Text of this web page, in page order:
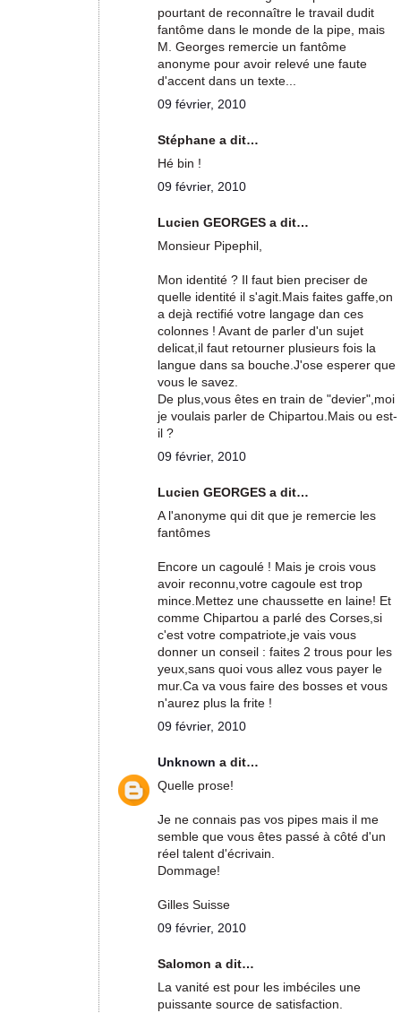
pourtant de reconnaître le travail dudit
fantôme dans le monde de la pipe, mais
M. Georges remercie un fantôme
anonyme pour avoir relevé une faute
d'accent dans un texte...
09 février, 2010
Stéphane a dit…
Hé bin !
09 février, 2010
Lucien GEORGES a dit…
Monsieur Pipephil,
Mon identité ? Il faut bien preciser de
quelle identité il s'agit.Mais faites gaffe,on
a dejà rectifié votre langage dan ces
colonnes ! Avant de parler d'un sujet
delicat,il faut retourner plusieurs fois la
langue dans sa bouche.J'ose esperer que
vous le savez.
De plus,vous êtes en train de "devier",moi
je voulais parler de Chipartou.Mais ou est-
il ?
09 février, 2010
Lucien GEORGES a dit…
A l'anonyme qui dit que je remercie les
fantômes
Encore un cagoulé ! Mais je crois vous
avoir reconnu,votre cagoule est trop
mince.Mettez une chaussette en laine! Et
comme Chipartou a parlé des Corses,si
c'est votre compatriote,je vais vous
donner un conseil : faites 2 trous pour les
yeux,sans quoi vous allez vous payer le
mur.Ca va vous faire des bosses et vous
n'aurez plus la frite !
09 février, 2010
Unknown a dit…
Quelle prose!
Je ne connais pas vos pipes mais il me
semble que vous êtes passé à côté d'un
réel talent d'écrivain.
Dommage!
Gilles Suisse
09 février, 2010
Salomon a dit…
La vanité est pour les imbéciles une
puissante source de satisfaction.